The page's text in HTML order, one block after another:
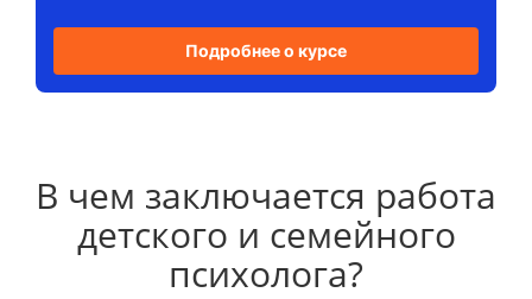
Подробнее о курсе
В чем заключается работа
детского и семейного
психолога?